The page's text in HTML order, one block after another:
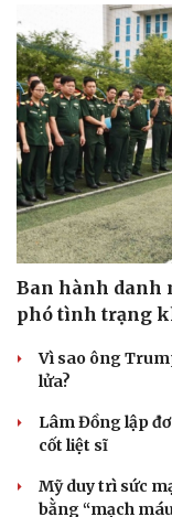
Thông tin doanh
Doanh nghiệp 24h
Ban hành danh
phó tình trạng
Vì sao ông
lửa?
Lâm Đồng lập
cốt liệt sĩ
Mỹ duy trì sức
bằng “mạch